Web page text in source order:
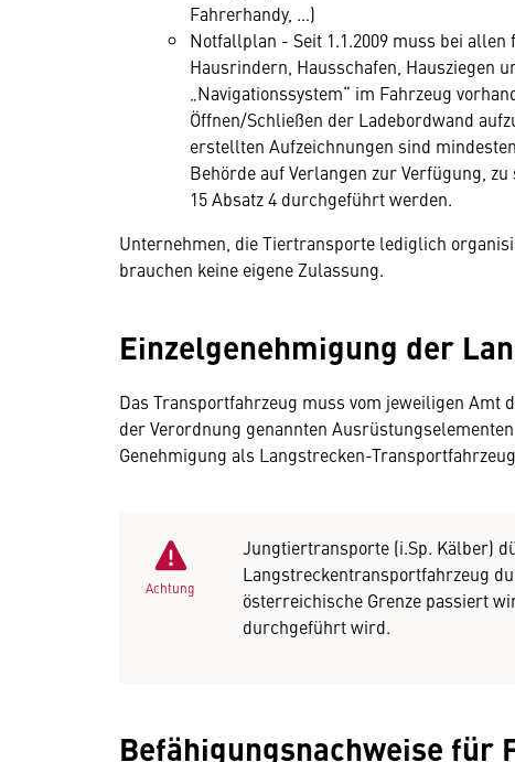
Fahrerhandy, …)
Notfallplan - Seit 1.1.2009 muss bei
Hausrindern, Hausschafen, Hausziegen
„Navigationssystem“ im Fahrzeug
Öffnen/Schließen der Ladebordwand
erstellten Aufzeichnungen sind
Behörde auf Verlangen zur Verfügung,
15 Absatz 4 durchgeführt werden.
Unternehmen, die Tiertransporte lediglich
brauchen keine eigene Zulassung.
Einzelgenehmigung der
Das Transportfahrzeug muss vom jeweiligen
der Verordnung genannten
Genehmigung als Langstrecken-
Achtung
Jungtiertransporte (i.Sp. Kälber)
Langstreckentransportfahrzeug
österreichische Grenze passiert
durchgeführt wird.
Befähigungsnachweise für